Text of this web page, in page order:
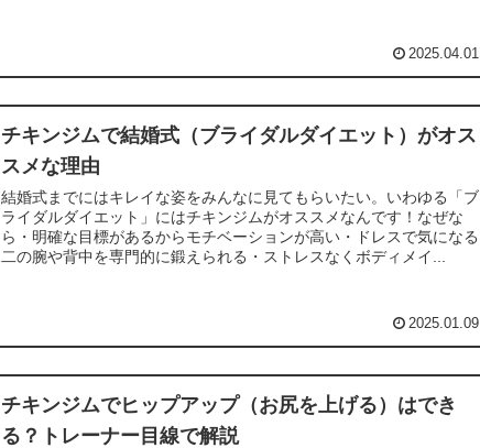
2025.04.01
チキンジムで結婚式（ブライダルダイエット）がオス
スメな理由
結婚式までにはキレイな姿をみんなに見てもらいたい。いわゆる「ブ
ライダルダイエット」にはチキンジムがオススメなんです！なぜな
ら・明確な目標があるからモチベーションが高い・ドレスで気になる
二の腕や背中を専門的に鍛えられる・ストレスなくボディメイ...
2025.01.09
チキンジムでヒップアップ（お尻を上げる）はでき
る？トレーナー目線で解説